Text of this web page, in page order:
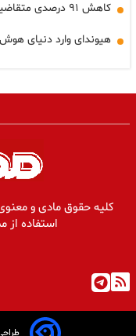
کاهش ۹۱ درصدی متقاضیان خرید خودروهای ایرانخودرو
هیوندای وارد دنیای
کلیه حقوق مادی و
استفاده از